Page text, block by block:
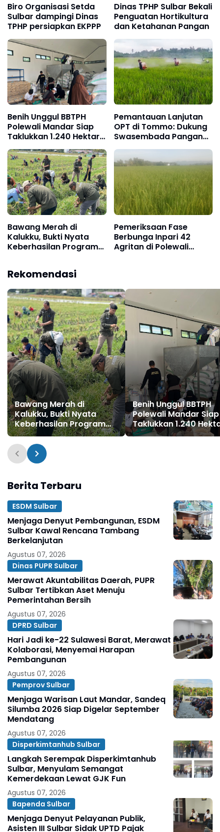
Biro Organisasi Setda
Sulbar dampingi Dinas
TPHP persiapkan EKPPP
Dinas TPHP Sulbar Bekali
Penguatan Hortikultura
dan Ketahanan Pangan
Benih Unggul BBTPH
Polewali Mandar Siap
Taklukkan 1.240 Hektar
Sawah
Pemantauan Lanjutan
OPT di Tommo: Dukung
Swasembada Pangan
Gubernur Suhardi Duka
Bawang Merah di
Kalukku, Bukti Nyata
Keberhasilan Program
Pemeriksaan Fase
Berbunga Inpari 42
Agritan di Polewali
Rekomendasi
Bawang Merah di
Kalukku, Bukti Nyata
Keberhasilan Program
Gubernur Sulawesi Barat
Benih Unggul BBTPH
Polewali Mandar Siap
Taklukkan 1.240
Sawah
Berita Terbaru
ESDM Sulbar
Menjaga Denyut Pembangunan, ESDM
Sulbar Kawal Rencana Tambang
Berkelanjutan
Agustus 07, 2026
Dinas PUPR Sulbar
Merawat Akuntabilitas Daerah, PUPR
Sulbar Tertibkan Aset Menuju
Pemerintahan Bersih
Agustus 07, 2026
DPRD Sulbar
Hari Jadi ke-22 Sulawesi Barat, Merawat
Kolaborasi, Menyemai Harapan
Pembangunan
Agustus 07, 2026
Pemprov Sulbar
Menjaga Warisan Laut Mandar, Sandeq
Silumba 2026 Siap Digelar September
Mendatang
Agustus 07, 2026
Disperkimtanhub Sulbar
Langkah Serempak Disperkimtanhub
Sulbar, Menyulam Semangat
Kemerdekaan Lewat GJK Fun
Agustus 07, 2026
Bapenda Sulbar
Menjaga Denyut Pelayanan Publik,
Asisten III Sulbar Sidak UPTD Pajak